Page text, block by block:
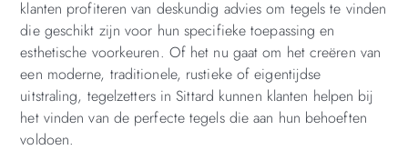
klanten profiteren van deskundig advies om tegels te vinden
die geschikt zijn voor hun specifieke toepassing en
esthetische voorkeuren. Of het nu gaat om het creëren van
een moderne, traditionele, rustieke of eigentijdse
uitstraling, tegelzetters in Sittard kunnen klanten helpen bij
het vinden van de perfecte tegels die aan hun behoeften
voldoen.